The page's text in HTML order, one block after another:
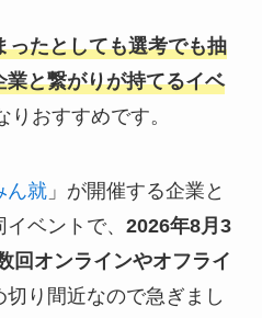
ったとしても選考でも抽
と繋がりが持てるイベ
おすすめです。
ん就」が開催する企業と
ベントで、 2026年8月3
回オンラインやオフライ
り間近なので急ぎまし